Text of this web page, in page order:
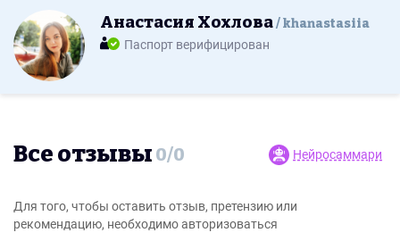
Анастасия Хохлова khanastasiia
Паспорт верифицирован
Все отзывы 0/0 Нейросаммари
Для того, чтобы оставить отзыв, претензию или
рекомендацию, необходимо авторизоваться